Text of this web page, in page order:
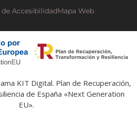
AccesibilidadMapa Web
KIT Digital. Plan de Recuperación,
de España «Next Generation
EU».